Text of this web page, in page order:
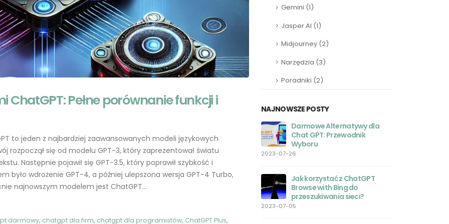
ChatGPT: Pełne porównanie funkcji i
to jeden z najbardziej zaawansowanych modeli językowych
rozpoczął się od modelu GPT-3, który zaprezentował światu
Następnie pojawił się GPT-3.5, który poprawił szybkość i
było wdrożenie GPT-4, a później ulepszona wersja GPT-4 Turbo,
najnowszym modelem jest ChatGPT...
darmowy, chatgpt dla firm, chatgpt dla programistów, ChatGPT Plus,
Gemini (1)
Jasper AI (1)
Midjourney (2)
Narzędzia (3)
Poradniki (2)
NAJNOWSZE POSTY
programistów PHP i Laravel:
kompletny przewodnik
2025-11-19
Wprowadzenie: o co chodzi z
„halucynacjami” AI?
Gemini 2.0: jak działa
Chat GPT: Przewodnik
Wyboru
2023-07-26
Jak korzystać z ChatGPT
ChatGPT: Przyszłość
Programowania i Rola
Programistów
2023-05-27
Aplikacja ChatGPT dla iOS:
Twoje ulubione narzędzie
sztucznej inteligencji w
zasięgu ręki